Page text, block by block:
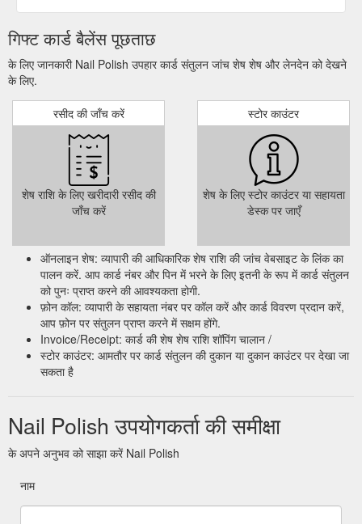
गिफ्ट कार्ड बैलेंस पूछताछ
के लिए जानकारी Nail Polish उपहार कार्ड संतुलन जांच शेष शेष और लेनदेन को देखने
के लिए.
रसीद की जाँच करें
शेष राशि के लिए खरीदारी रसीद की
जाँच करें
स्टोर काउंटर
शेष के लिए स्टोर काउंटर या सहायता
डेस्क पर जाएँ
ऑनलाइन शेष: व्यापारी की आधिकारिक शेष राशि की जांच वेबसाइट के लिंक का
पालन करें. आप कार्ड नंबर और पिन में भरने के लिए इतनी के रूप में कार्ड संतुलन
को पुनः प्राप्त करने की आवश्यकता होगी.
फ़ोन कॉल: व्यापारी के सहायता नंबर पर कॉल करें और कार्ड विवरण प्रदान करें,
आप फ़ोन पर संतुलन प्राप्त करने में सक्षम होंगे.
Invoice/Receipt: कार्ड की शेष शेष राशि शॉपिंग चालान /
स्टोर काउंटर: आमतौर पर कार्ड संतुलन की दुकान या दुकान काउंटर पर देखा जा
सकता है
Nail Polish उपयोगकर्ता की समीक्षा
के अपने अनुभव को साझा करें Nail Polish
नाम